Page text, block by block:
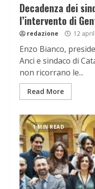
Decadenza dei
l’intervento di
redazione 12
Enzo Bianco,
Anci e sindaco di
non ricorrano le...
Read More
1 MIN READ